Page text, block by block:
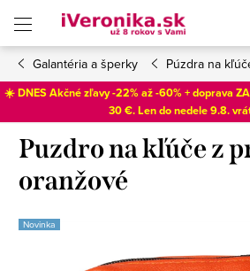
obsah
Galantéria a šperky Púzdra na
☀️ DNES Akčné zľavy -22% až -60% + doprava
30 €. Len donedele 9.8.
Puzdro na kľúče z
oranžové
Novinka